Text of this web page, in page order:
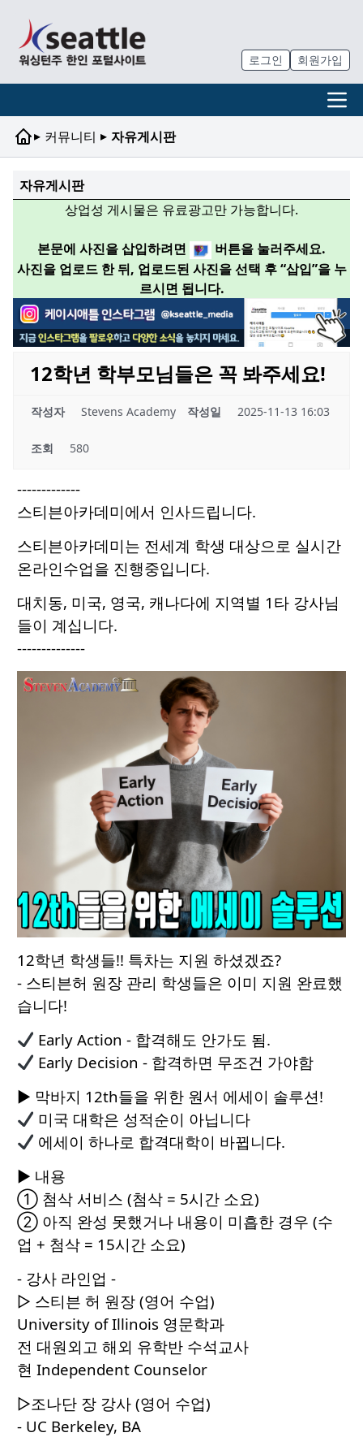
로그인 회원가입
▸ 커뮤니티 ▸ 자유게시판
자유게시판
상업성 게시물은 유료광고만 가능합니다.
본문에 사진을 삽입하려면
버튼을 눌러주세요.
사진을 업로드 한 뒤, 업로드된 사진을 선택 후 “삽입”을 누
르시면 됩니다.
12학년 학부모님들은 꼭 봐주세요!
작성자 Stevens Academy 작성일 2025-11-13 16:03
조회 580
-------------
스티븐아카데미에서 인사드립니다.
스티븐아카데미는 전세계 학생 대상으로 실시간
온라인수업을 진행중입니다.
대치동, 미국, 영국, 캐나다에 지역별 1타 강사님
들이 계십니다.
--------------
12학년 학생들!! 특차는 지원 하셨겠죠?
- 스티븐허 원장 관리 학생들은 이미 지원 완료했
습니다!
Early Action - 합격해도 안가도 됨.
Early Decision - 합격하면 무조건 가야함
▶ 막바지 12th들을 위한 원서 에세이 솔루션!
미국 대학은 성적순이 아닙니다
에세이 하나로 합격대학이 바뀝니다.
▶ 내용
① 첨삭 서비스 (첨삭 = 5시간 소요)
② 아직 완성 못했거나 내용이 미흡한 경우 (수
업 + 첨삭 = 15시간 소요)
- 강사 라인업 -
▷ 스티븐 허 원장 (영어 수업)
University of Illinois 영문학과
전 대원외고 해외 유학반 수석교사
현 Independent Counselor
▷조나단 장 강사 (영어 수업)
- UC Berkeley, BA